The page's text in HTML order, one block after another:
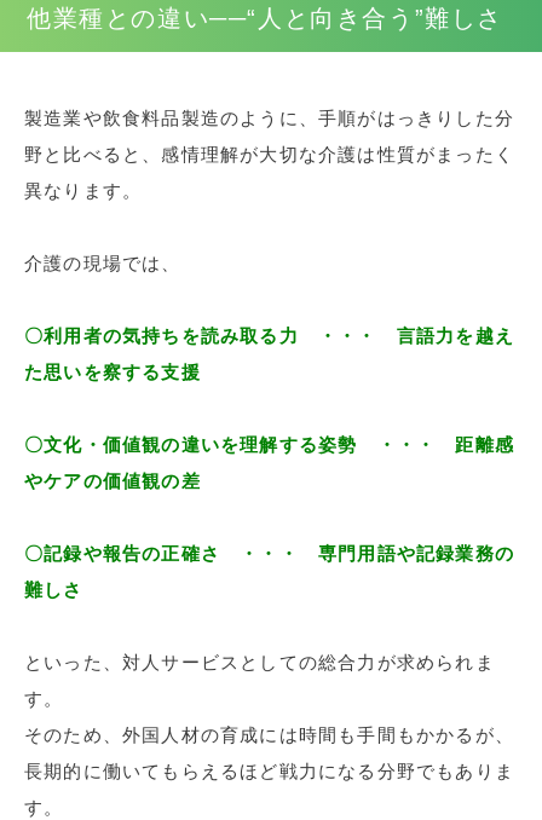
他業種との違い──“人と向き合う”難しさ
製造業や飲食料品製造のように、手順がはっきりした分
野と比べると、感情理解が大切な介護は性質がまったく
異なります。
介護の現場では、
〇利用者の気持ちを読み取る力 ・・・ 言語力を越え
た思いを察する支援
〇文化・価値観の違いを理解する姿勢 ・・・ 距離感
やケアの価値観の差
〇記録や報告の正確さ ・・・ 専門用語や記録業務の
難しさ
といった、対人サービスとしての総合力が求められま
す。
そのため、外国人材の育成には時間も手間もかかるが、
長期的に働いてもらえるほど戦力になる分野でもありま
す。